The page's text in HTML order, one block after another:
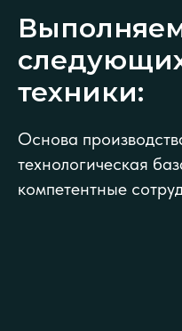
Бесперебойная
техники:
Основа
технологическая
компетентные